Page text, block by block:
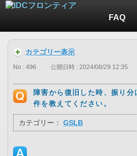
FAQ
カテゴリー表示
No : 496 公開日時 : 2024/08/29 12:35
障害から復旧した時、振り
件を教えてください。
カテゴリー： GSLB